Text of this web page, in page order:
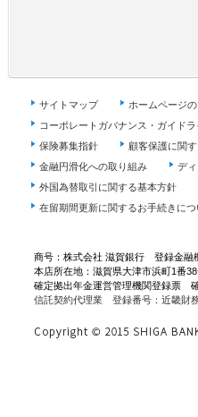
サイトマップ ホームページ
コーポレートガバナンス・ガイドラ
保険募集指針
顧客保護に関
金融円滑化への取り組み
デ
外国為替取引に関する基本方針
在留期間更新に関するお手続きにつ
商号：株式会社 滋賀銀行 登録金融
本店所在地：滋賀県大津市浜町1番
確定拠出年金運営管理機関登録票
信託契約代理業 登録番号：近畿財